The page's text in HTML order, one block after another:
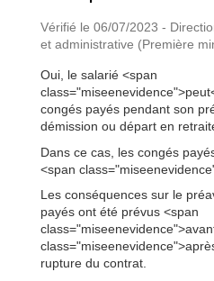
Vérifié le 06/07/2023 -
et administrative (Première
Oui, le salarié <span
congés payés pendant son
démission ou départ en
Dans ce cas, les congés
<span
Les conséquences sur le
payés ont été prévus <span
rupture du contrat.